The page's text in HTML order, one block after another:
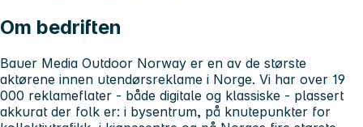
Om bedriften
Bauer Media Outdoor Norway er en av de største
aktørene innen utendørsreklame i Norge. Vi har over 19
000 reklameflater - både digitale og klassiske - plassert
akkurat der folk er: i bysentrum, på knutepunkter for